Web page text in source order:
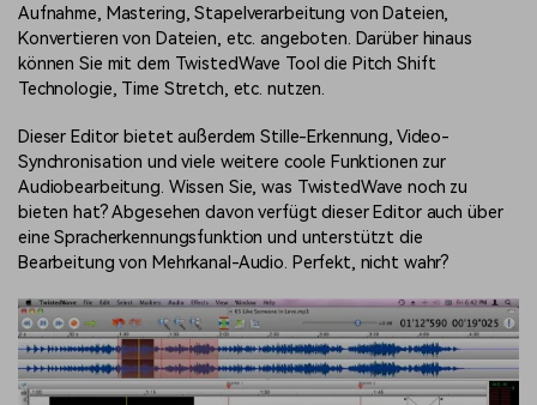
Aufnahme, Mastering, Stapelverarbeitung von Dateien,
Konvertieren von Dateien, etc. angeboten. Darüber hinaus
können Sie mit dem TwistedWave Tool die Pitch Shift
Technologie, Time Stretch, etc. nutzen.
Dieser Editor bietet außerdem Stille-Erkennung, Video-
Synchronisation und viele weitere coole Funktionen zur
Audiobearbeitung. Wissen Sie, was TwistedWave noch zu
bieten hat? Abgesehen davon verfügt dieser Editor auch über
eine Spracherkennungsfunktion und unterstützt die
Bearbeitung von Mehrkanal-Audio. Perfekt, nicht wahr?